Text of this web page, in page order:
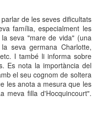
de les seves dificultats
família, especialment les
seva "mare de vida" (una
seva germana Charlotte,
I també li informa sobre
Es nota la importància del
el seu cognom de soltera
les anota a mesura que les
meva filla d'Hocquincourt".